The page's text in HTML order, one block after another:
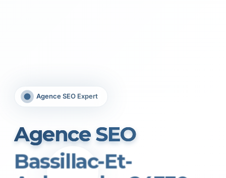
Agence SEO Expert
Agence SEO
Bassillac-Et-